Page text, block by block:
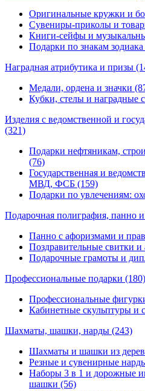
Оригинальные кружки и
Сувениры-приколы и
Книги-сейфы и
Подарки по знакам
Наградная атрибутика и призы
Медали, ордена и значки
Кубки, стелы и наградные
Изделия с ведомственной и
(321)
Подарки нефтяникам,
(76)
Государственная и
МВД, ФСБ (159)
Подарки по увлечениям:
Подарочная полиграфия, панно
Панно с афоризмами и
Поздравительные свитки и
Подарочные грамоты и
Профессиональные подарки (180)
Профессиональные
Кабинетные скульптуры и
Шахматы, шашки, нарды (243)
Шахматы и шашки из
Резные и сувенирные
Наборы 3 в 1 и дорожные
шашки (56)